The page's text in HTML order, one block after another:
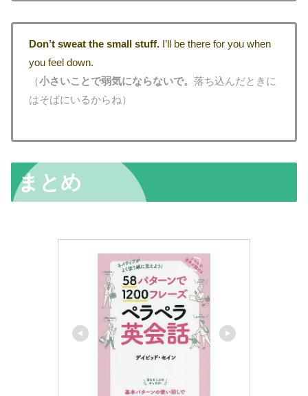
Don’t sweat the small stuff.I’ll be there for you when
you feel down.
（小さいことで弱気にならないで。 落ち込んだときに
はそばにいるからね）
まとめ